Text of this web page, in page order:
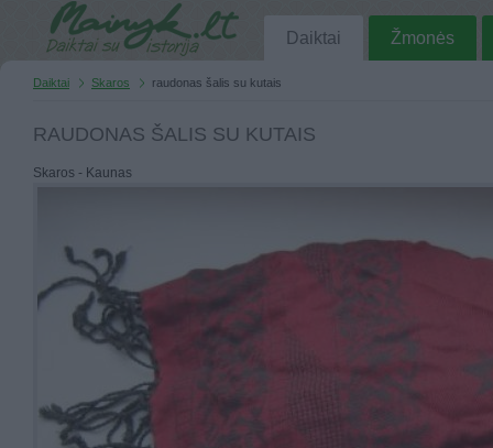
Daiktai Žmonės
Daiktai Skaros raudonas šalis su kutais
RAUDONAS ŠALIS SU KUTAIS
Skaros - Kaunas